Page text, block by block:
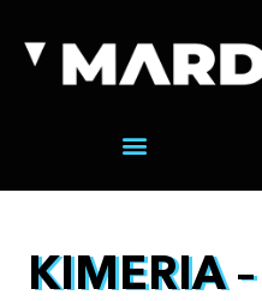
KIMERIA